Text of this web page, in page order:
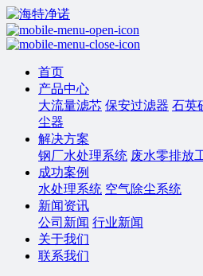
首页
产品中心
大流量滤芯 保安过滤器 石英
尘器
解决方案
钢厂水处理系统 废水零排放
成功案例
水处理系统 空气除尘系统
新闻资讯
公司新闻 行业新闻
关于我们
联系我们